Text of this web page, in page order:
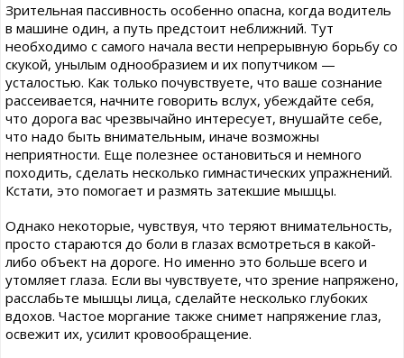
Зрительная пассивность особенно опасна, когда водитель
в машине один, а путь предстоит неближний. Тут
необходимо с самого начала вести непрерывную борьбу со
скукой, унылым однообразием и их попутчиком —
усталостью. Как только почувствуете, что ваше сознание
рассеивается, начните говорить вслух, убеждайте себя,
что дорога вас чрезвычайно интересует, внушайте себе,
что надо быть внимательным, иначе возможны
неприятности. Еще полезнее остановиться и немного
походить, сделать несколько гимнастических упражнений.
Кстати, это помогает и размять затекшие мышцы.
Однако некоторые, чувствуя, что теряют внимательность,
просто стараются до боли в глазах всмотреться в какой-
либо объект на дороге. Но именно это больше всего и
утомляет глаза. Если вы чувствуете, что зрение напряжено,
расслабьте мышцы лица, сделайте несколько глубоких
вдохов. Частое моргание также снимет напряжение глаз,
освежит их, усилит кровообращение.